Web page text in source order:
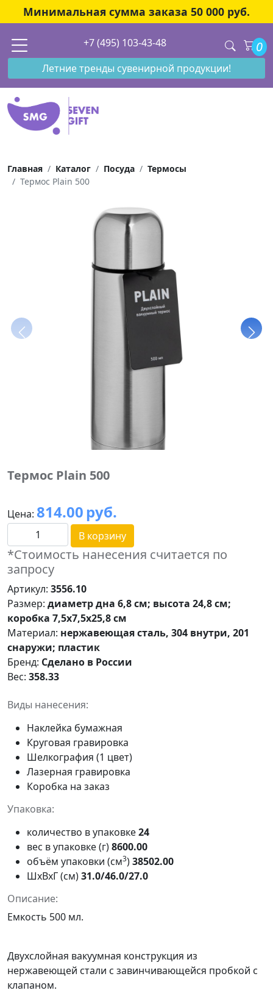
Минимальная сумма заказа 50 000 руб.
+7 (495) 103-43-48 0
Летние тренды сувенирной продукции!
Главная Каталог Посуда
Термосы
Термос Plain 500
Термос Plain 500
Цена: 814.00 руб.
В корзину
*Стоимость нанесения считается по
запросу
Артикул: 3556.10
Размер: диаметр дна 6,8 см; высота 24,8 см;
коробка 7,5х7,5х25,8 см
Материал: нержавеющая сталь, 304 внутри, 201
снаружи; пластик
Бренд: Сделано в России
Вес: 358.33
Виды нанесения:
Наклейка бумажная
Круговая гравировка
Шелкография (1 цвет)
Лазерная гравировка
Коробка на заказ
Упаковка:
количество в упаковке24
вес в упаковке (г)8600.00
объём упаковки (см3)38502.00
ШxВxГ (см)31.0/46.0/27.0
Описание:
Емкость 500 мл.
Двухслойная вакуумная конструкция из
нержавеющей стали с завинчивающейся пробкой с
клапаном.